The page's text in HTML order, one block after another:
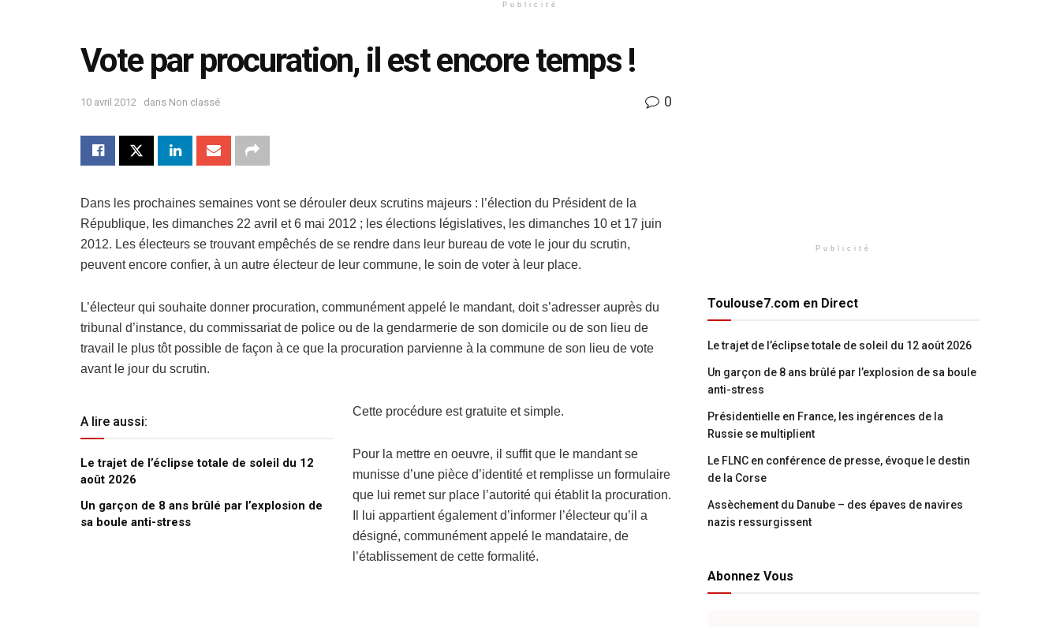
Publicité
Vote par procuration, il est encore temps !
10 avril 2012 dans Non classé 0
Dans les prochaines semaines vont se dérouler deux scrutins majeurs : l’élection du Président de la
République, les dimanches 22 avril et 6 mai 2012 ; les élections législatives, les dimanches 10 et 17 juin
2012. Les électeurs se trouvant empêchés de se rendre dans leur bureau de vote le jour du scrutin,
peuvent encore confier, à un autre électeur de leur commune, le soin de voter à leur place.
L’électeur qui souhaite donner procuration, communément appelé le mandant, doit s’adresser auprès du
tribunal d’instance, du commissariat de police ou de la gendarmerie de son domicile ou de son lieu de
travail le plus tôt possible de façon à ce que la procuration parvienne à la commune de son lieu de vote
avant le jour du scrutin.
A lire aussi:
Le trajet de l’éclipse totale de soleil du 12
août 2026
Un garçon de 8 ans brûlé par l’explosion de
sa boule anti-stress
Cette procédure est gratuite et simple.
Pour la mettre en oeuvre, il suffit que le mandant se
munisse d’une pièce d’identité et remplisse un formulaire
que lui remet sur place l’autorité qui établit la procuration.
Il lui appartient également d’informer l’électeur qu’il a
désigné, communément appelé le mandataire, de
l’établissement de cette formalité.
Publicité
Toulouse7.com en Direct
Le trajet de l’éclipse totale de soleil du 12 août 2026
Un garçon de 8 ans brûlé par l’explosion de sa boule
anti-stress
Présidentielle en France, les ingérences de la
Russie se multiplient
Le FLNC en conférence de presse, évoque le destin
de la Corse
Assèchement du Danube – des épaves de navires
nazis ressurgissent
Abonnez Vous